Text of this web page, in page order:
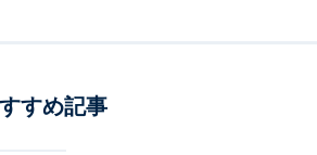
すめ記事